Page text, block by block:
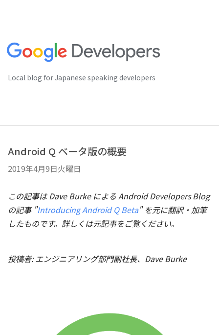
Local blog for Japanese speaking developers
Android Q ベータ版の概要
2019年4月9日火曜日
この記事は Dave Burke による Android Developers Blog
の記事 "Introducing Android Q Beta" を元に翻訳・加筆
したものです。詳しくは元記事をご覧ください。
投稿者: エンジニアリング部門副社長、Dave Burke